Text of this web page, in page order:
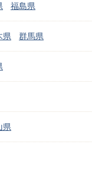
福島県
県 群馬県
県